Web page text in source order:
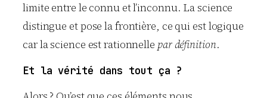
limite entre le connu et l’inconnu. La science
distingue et pose la frontière, ce qui est logique
car la science est rationnelle par définition.
Et la vérité dans tout ça ?